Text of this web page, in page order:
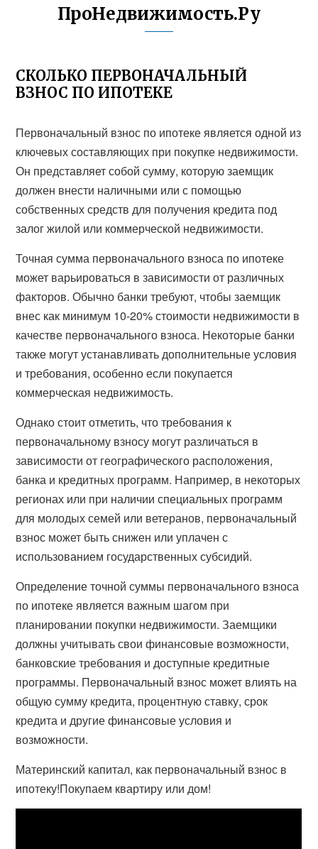
ПроНедвижимость.Ру
СКОЛЬКО ПЕРВОНАЧАЛЬНЫЙ
ВЗНОС ПО ИПОТЕКЕ
Первоначальный взнос по ипотеке является одной из
ключевых составляющих при покупке недвижимости.
Он представляет собой сумму, которую заемщик
должен внести наличными или с помощью
собственных средств для получения кредита под
залог жилой или коммерческой недвижимости.
Точная сумма первоначального взноса по ипотеке
может варьироваться в зависимости от различных
факторов. Обычно банки требуют, чтобы заемщик
внес как минимум 10-20% стоимости недвижимости в
качестве первоначального взноса. Некоторые банки
также могут устанавливать дополнительные условия
и требования, особенно если покупается
коммерческая недвижимость.
Однако стоит отметить, что требования к
первоначальному взносу могут различаться в
зависимости от географического расположения,
банка и кредитных программ. Например, в некоторых
регионах или при наличии специальных программ
для молодых семей или ветеранов, первоначальный
взнос может быть снижен или уплачен с
использованием государственных субсидий.
Определение точной суммы первоначального взноса
по ипотеке является важным шагом при
планировании покупки недвижимости. Заемщики
должны учитывать свои финансовые возможности,
банковские требования и доступные кредитные
программы. Первоначальный взнос может влиять на
общую сумму кредита, процентную ставку, срок
кредита и другие финансовые условия и
возможности.
Материнский капитал, как первоначальный взнос в
ипотеку!Покупаем квартиру или дом!